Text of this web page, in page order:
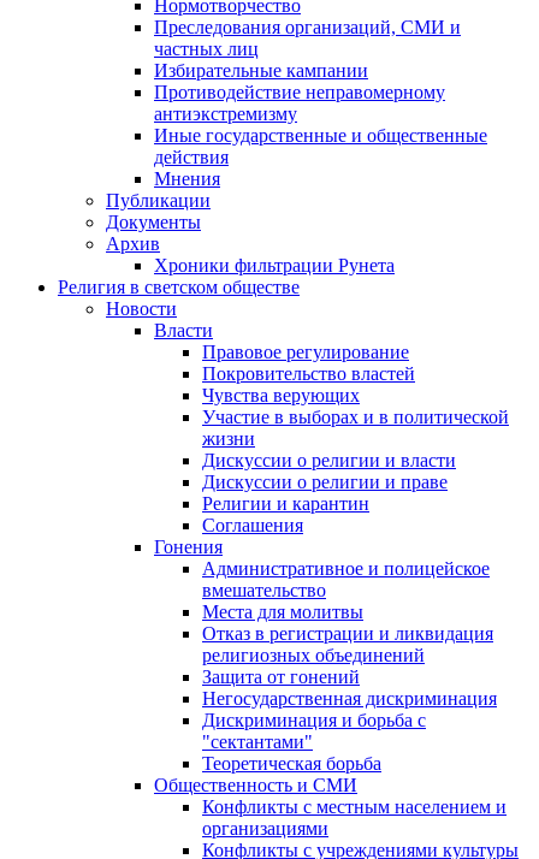
Нормотворчество
Преследования организаций, СМИ и
частных лиц
Избирательные кампании
Противодействие неправомерному
антиэкстремизму
Иные государственные и общественные
действия
Мнения
Публикации
Документы
Архив
Хроники фильтрации Рунета
Религия в светском обществе
Новости
Власти
Правовое регулирование
Покровительство властей
Чувства верующих
Участие в выборах и в политической
жизни
Дискуссии о религии и власти
Дискуссии о религии и праве
Религии и карантин
Соглашения
Гонения
Административное и полицейское
вмешательство
Места для молитвы
Отказ в регистрации и ликвидация
религиозных объединений
Защита от гонений
Негосударственная дискриминация
Дискриминация и борьба с
"сектантами"
Теоретическая борьба
Общественность и СМИ
Конфликты с местным населением и
организациями
Конфликты с учреждениями культуры